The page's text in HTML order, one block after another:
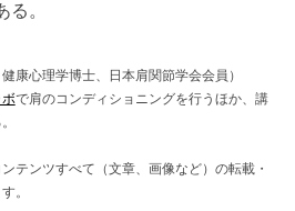
。
康心理学博士、日本肩関節学会会員）
で肩のコンディショニングを行うほか、講
テンツすべて（文章、画像など）の転載・
。